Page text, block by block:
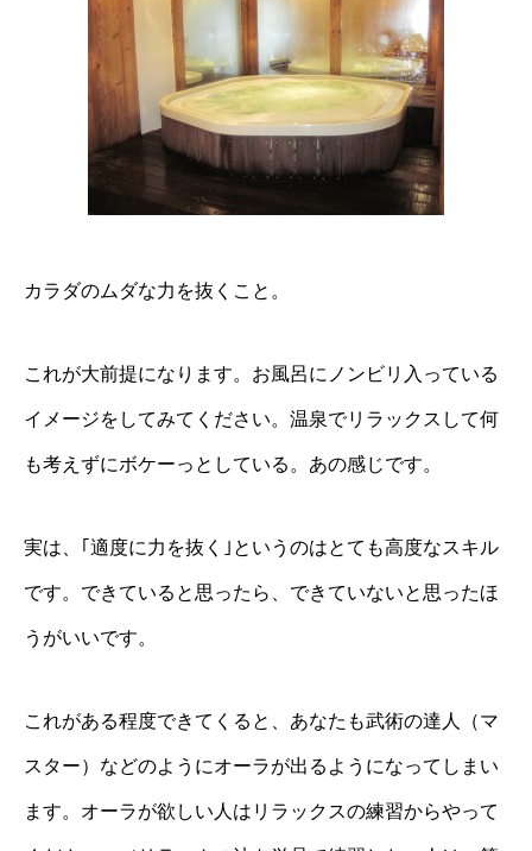
カラダのムダな力を抜くこと。
これが大前提になります。お風呂にノンビリ入っている
イメージをしてみてください。温泉でリラックスして何
も考えずにボケーっとしている。あの感じです。
実は、｢適度に力を抜く｣というのはとても高度なスキル
です。できていると思ったら、できていないと思ったほ
うがいいです。
これがある程度できてくると、あなたも武術の達人（マ
スター）などのようにオーラが出るようになってしまい
ます。オーラが欲しい人はリラックスの練習からやって